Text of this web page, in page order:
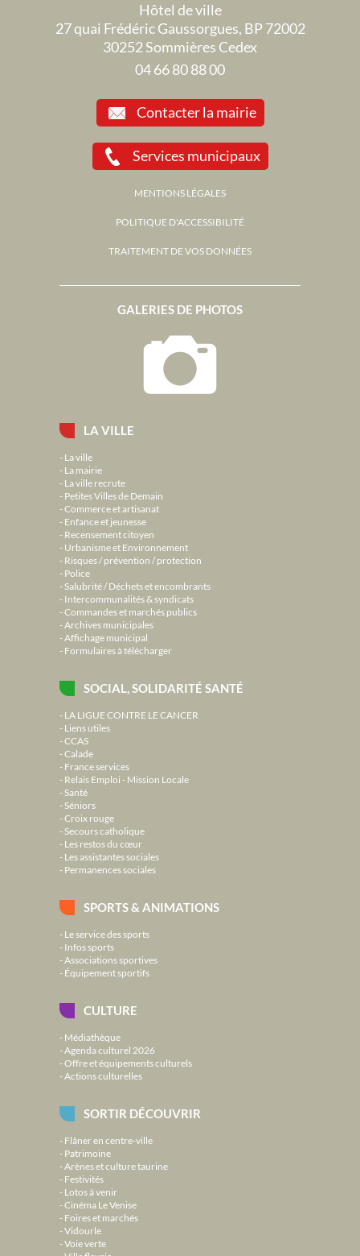
LA VILLE
La ville
La mairie
La ville recrute
Petites Villes de Demain
Commerce et artisanat
Enfance et jeunesse
Recensement citoyen
Urbanisme et Environnement
Risques / prévention / protection
Police
Salubrité / Déchets et encombrants
Intercommunalités & syndicats
Commandes et marchés publics
Archives municipales
Affichage municipal
Formulaires à télécharger
SOCIAL, SOLIDARITÉ SANTÉ
LA LIGUE CONTRE LE CANCER
Liens utiles
CCAS
Calade
France services
Relais Emploi - Mission Locale
Santé
Séniors
Croix rouge
Secours catholique
Les restos du cœur
Les assistantes sociales
Permanences sociales
SPORTS & ANIMATIONS
Le service des sports
Infos sports
Associations sportives
Équipement sportifs
CULTURE
Médiathèque
Agenda culturel 2026
Offre et équipements culturels
Actions culturelles
SORTIR DÉCOUVRIR
Flâner en centre-ville
Patrimoine
Arènes et culture taurine
Festivités
Lotos à venir
Cinéma Le Venise
Foires et marchés
Vidourle
Voie verte
GALERIES DE PHOTOS
Hôtel de ville
27 quai Frédéric Gaussorgues, BP 72002
30252 Sommières Cedex
04 66 80 88 00
Contacter la mairie
Services municipaux
MENTIONS LÉGALES
POLITIQUE D'ACCESSIBILITÉ
TRAITEMENT DE VOS DONNÉES